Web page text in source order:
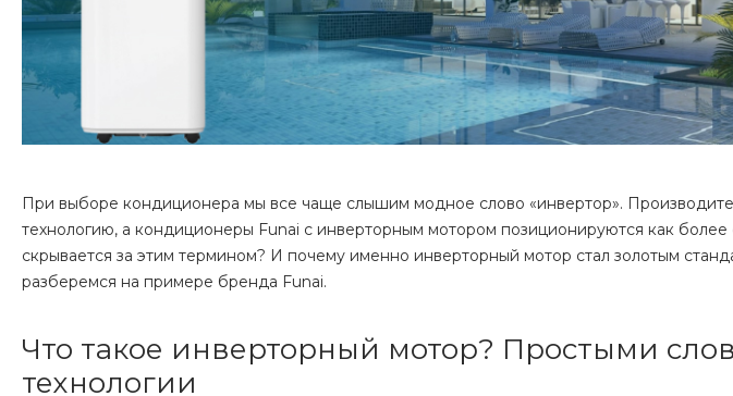
При выборе кондиционера мы все чаще слышим модное слово «инвертор».
технологию, а кондиционеры Funai с инверторным мотором позиционируются как
скрывается за этим термином? И почему именно инверторный мотор стал золотым
разберемся на примере бренда Funai.
Что такое инверторный мотор? Простыми
технологии